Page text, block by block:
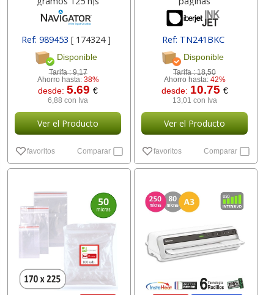
Ref: 989453[ 174324 ]
Disponible
Tarifa :9,17
Ahorro hasta: 38%
desde:5.69€
6,88 con Iva
Ver el Producto
favoritos Comparar
Ref: TN241BKC
Disponible
Tarifa :18,50
Ahorro hasta: 42%
desde: 10.75 €
13,01 con Iva
Ver el Producto
favoritos Comparar